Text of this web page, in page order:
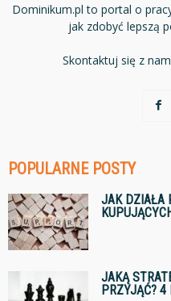
Dominikum.pl to portal o
jak zdobyć lepszą
Skontaktuj się z
POPULARNE POSTY
JAK DZIAŁA
JAKĄ
PRZYJĄĆ? 4